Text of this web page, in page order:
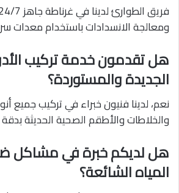
ومعالجة الانسدادات باستخدام معدات
هل تقدمون خدمة تركيب
الجديدة والمستوردة؟
نعم، لدينا فنيون خبراء في تركيب جميع
والخلاطات والأطقم الصحية الحديثة
هل لديكم خبرة في
المياه الشائعة؟